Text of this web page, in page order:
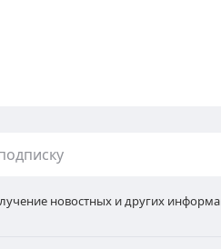
новостных и других